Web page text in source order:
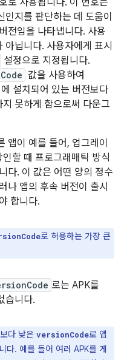
로 사용됩니다. 이 번호는
지를 판단하는 데 도움이
전임을 나타냅니다. 사용
닙니다. 사용자에게 표시
설정으로 지정됩니다.
값을 사용하여
설치되어 있는 버전보다
못하게 함으로써 다운그
앱이 예를 들어, 업그레이
할 때 프로그래매틱 방식
다. 이 값은 어떤 양의 정수
나 앱의 후속 버전이 출시
합니다.
로 허용하는 가장 큰
로는 APK를
습니다.
다 낮은 versionCode로 앱
다. 예를 들어 여러 APK를 게